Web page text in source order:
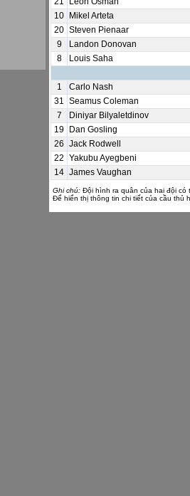
10
Mikel Arteta
20 Steven Pienaar
9
Landon Donovan
8
Louis Saha
1
Carlo Nash
31 Seamus Coleman
7
Diniyar Bilyaletdinov
19
Dan Gosling
26 Jack Rodwell
22 Yakubu Ayegbeni
14 James Vaughan
Ghi chú: Đội hình ra quân của hai đội có
Để hiển thị thông tin chi tiết của cầu thủ